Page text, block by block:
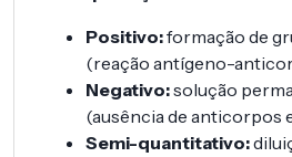
Positivo:formação de
(reação antígeno-
Negativo:solução
(ausência de anticorpos
Semi-quantitativo: